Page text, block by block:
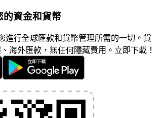
的資金和貨幣
進行全球匯款和貨幣管理所需的一切。貨
海外匯款，無任何隱藏費用。立即下載！